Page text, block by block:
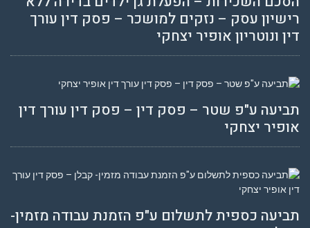
רישיון עסק – נזקים למושכר – פסק דין עורך
דין ונוטריון אופיר יצחקי
תביעה ע"פ שטר – פסק דין – פסק דין עורך דין
אופיר יצחקי
תביעה כספית לתשלום ע"פ הזמנת עבודה מזמין-